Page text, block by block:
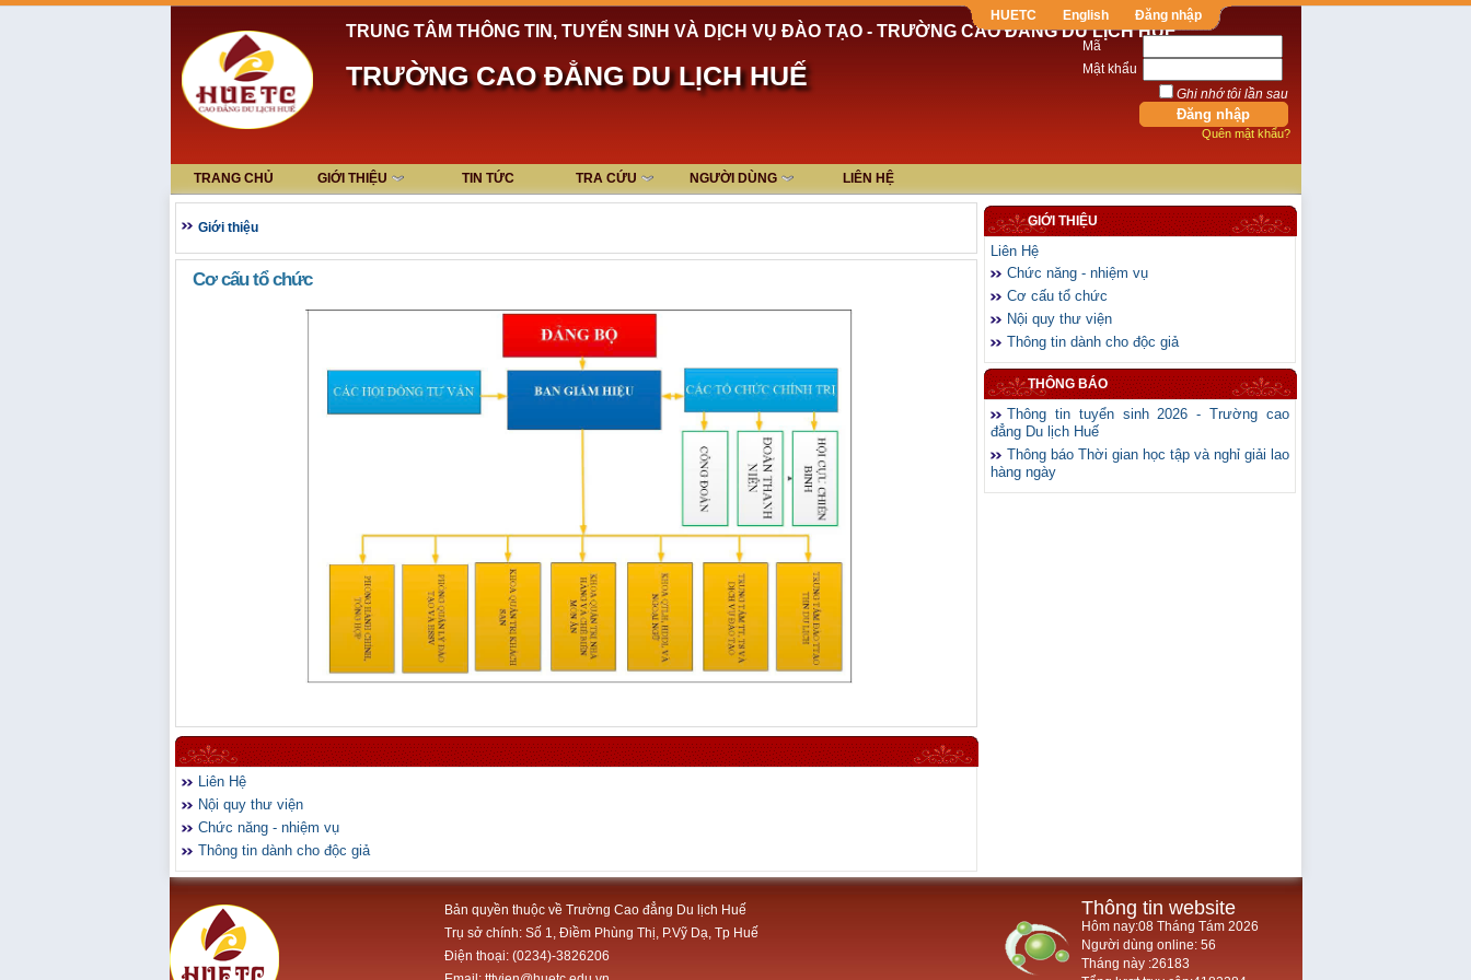
HUETC English Đăng nhập
TRUNG TÂM THÔNG TIN, TUYỂN SINH VÀ DỊCH VỤ ĐÀO TẠO - TRƯỜNG CAO ĐẲNG DU LỊCH HUẾ
TRƯỜNG CAO ĐẲNG DU LỊCH HUẾ
Mã
Mật khẩu
Ghi nhớ tôi lần sau
Quên mật khẩu?
TRANG CHỦ GIỚI THIỆU TIN TỨC TRA CỨU NGƯỜI DÙNG LIÊN HỆ
Giới thiệu
Cơ cấu tổ chức
Liên Hệ
Nội quy thư viện
Chức năng - nhiệm vụ
Thông tin dành cho độc giả
GIỚI THIỆU
Liên Hệ
Chức năng - nhiệm vụ
Cơ cấu tổ chức
Nội quy thư viện
Thông tin dành cho độc giả
THÔNG BÁO
Thông tin tuyển sinh 2026 - Trường cao
đẳng Du lịch Huế
Thông báo Thời gian học tập và nghỉ giải lao
hàng ngày
Bản quyền thuộc về Trường Cao đẳng Du lịch Huế
Trụ sở chính: Số 1, Điềm Phùng Thị, P.Vỹ Dạ, Tp Huế
Điện thoại: (0234)-3826206
Thông tin website
Hôm nay:08 Tháng Tám 2026
Người dùng online: 56
Tháng này :26183